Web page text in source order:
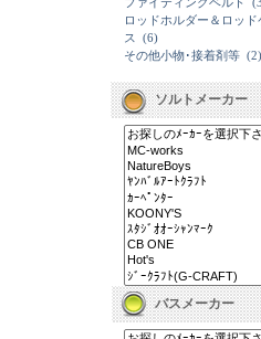
ロッドホルダー＆ロッド
ス
(6)
その他小物･接着剤等 (2)
ソルトメーカー
バスメーカー